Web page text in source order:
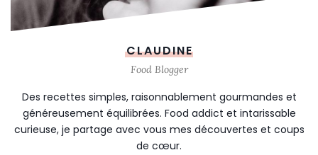
CLAUDINE
Food Blogger
Des recettes simples, raisonnablement gourmandes et
généreusement équilibrées. Food addict et intarissable
curieuse, je partage avec vous mes découvertes et coups
de cœur.